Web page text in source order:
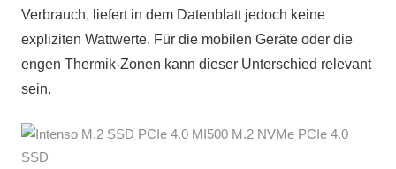
Verbrauch, liefert in dem Datenblatt jedoch keine
expliziten Wattwerte. Für die mobilen Geräte oder die
engen Thermik-Zonen kann dieser Unterschied relevant
sein.